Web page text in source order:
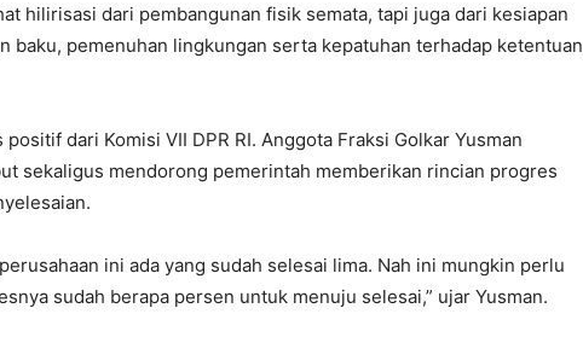
hilirisasi dari pembangunan fisik semata, tapi juga dari kesiapan
baku, pemenuhan lingkungan serta kepatuhan terhadap ketentuan
dari Komisi VII DPR RI. Anggota Fraksi Golkar Yusman
sekaligus mendorong pemerintah memberikan rincian progres
ini ada yang sudah selesai lima. Nah ini mungkin perlu
sudah berapa persen untuk menuju selesai,” ujar Yusman.